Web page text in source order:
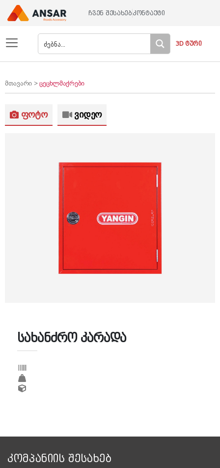
ჩვენ შესახებ კონტაქტი
3D ტური
მთავარი >ცეცხლმაქრები
ფოტო ვიდეო
სახანძრო კარადა
ᲙᲝᲛᲞᲐᲜᲘᲘᲡ ᲨᲔᲡᲐᲮᲔᲑ